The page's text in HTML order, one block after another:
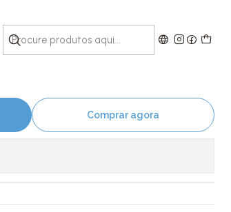
Comprar agora